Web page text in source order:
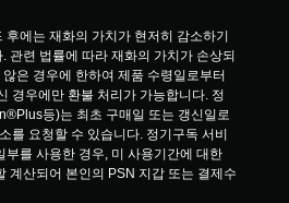
에는 재화의 가치가 현저히 감소하기
관련 법률에 따라 재화의 가치가 손상되
은 경우에 한하여 제품 수령일로부터
경우에만 환불 처리가 가능합니다. 정
등)는 최초 구매일 또는 갱신일로
를 요청할 수 있습니다. 정기구독 서비
부를 사용한 경우, 미 사용기간에 대한
계산되어 본인의 PSN 지갑 또는 결제수